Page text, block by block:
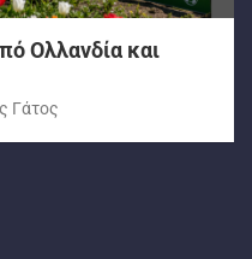
Ολλανδία και
Γάτος